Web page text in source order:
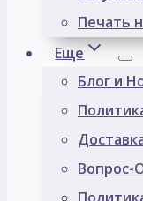
Печать
Еще
Блог и
Вопрос-